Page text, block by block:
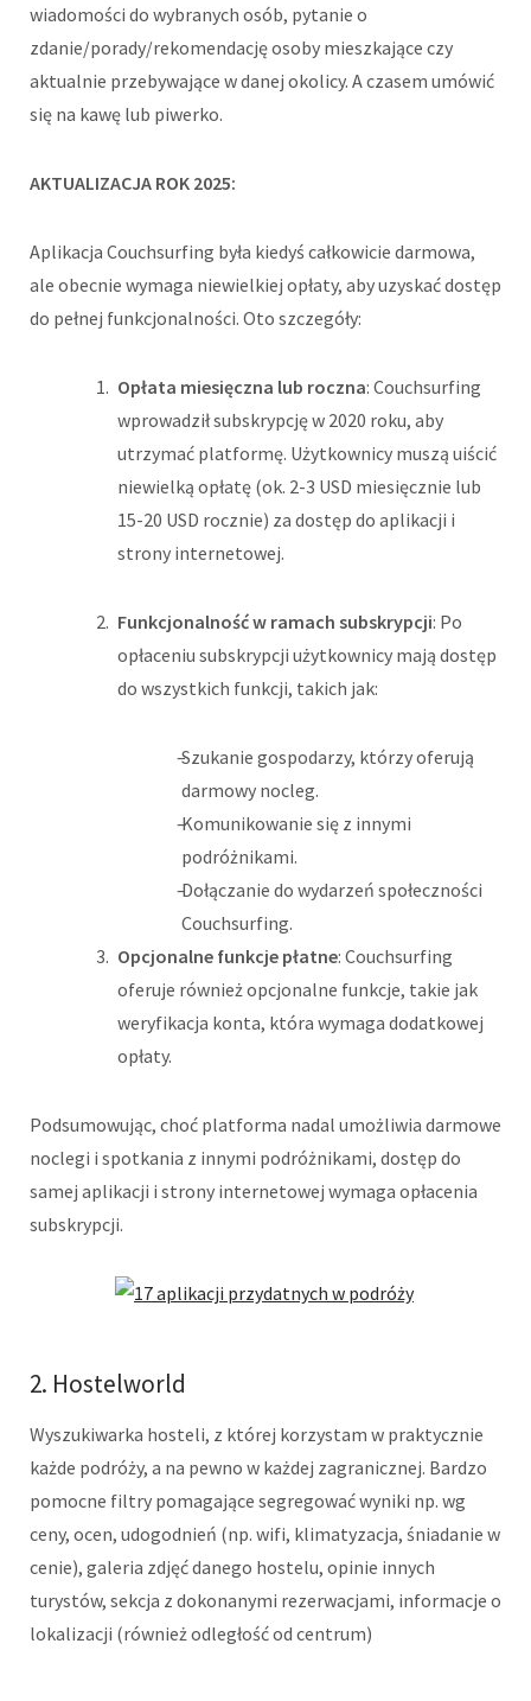
wiadomości do wybranych osób, pytanie o
zdanie/porady/rekomendację osoby mieszkające czy
aktualnie przebywające w danej okolicy. A czasem umówić
się na kawę lub piwerko.
AKTUALIZACJA ROK 2025:
Aplikacja Couchsurfing była kiedyś całkowicie darmowa,
ale obecnie wymaga niewielkiej opłaty, aby uzyskać dostęp
do pełnej funkcjonalności. Oto szczegóły:
Opłata miesięczna lub roczna: Couchsurfing
wprowadził subskrypcję w 2020 roku, aby
utrzymać platformę. Użytkownicy muszą uiścić
niewielką opłatę (ok. 2-3 USD miesięcznie lub
15-20 USD rocznie) za dostęp do aplikacji i
strony internetowej.
Funkcjonalność w ramach subskrypcji: Po
opłaceniu subskrypcji użytkownicy mają dostęp
do wszystkich funkcji, takich jak:
Szukanie gospodarzy, którzy oferują
darmowy nocleg.
Komunikowanie się z innymi
podróżnikami.
Dołączanie do wydarzeń społeczności
Couchsurfing.
Opcjonalne funkcje płatne: Couchsurfing
oferuje również opcjonalne funkcje, takie jak
weryfikacja konta, która wymaga dodatkowej
opłaty.
Podsumowując, choć platforma nadal umożliwia darmowe
noclegi i spotkania z innymi podróżnikami, dostęp do
samej aplikacji i strony internetowej wymaga opłacenia
subskrypcji.
2. Hostelworld
Wyszukiwarka hosteli, z której korzystam w praktycznie
każde podróży, a na pewno w każdej zagranicznej. Bardzo
pomocne filtry pomagające segregować wyniki np. wg
ceny, ocen, udogodnień (np. wifi, klimatyzacja, śniadanie w
cenie), galeria zdjęć danego hostelu, opinie innych
turystów, sekcja z dokonanymi rezerwacjami, informacje o
lokalizacji (również odległość od centrum)